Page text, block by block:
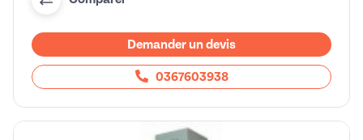
Demander un devis
0367603938